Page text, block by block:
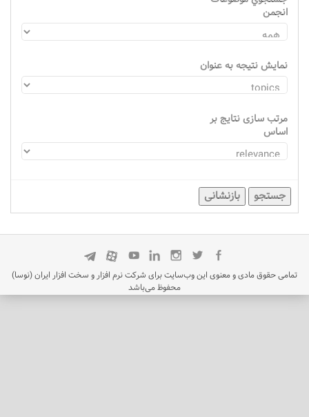
انجمن
نمایش نتیجه به عنوان
مرتب سازی نتایج بر
اساس
جستجو بازنشانی
تمامی حقوق مادی و معنوی این وب‌سایت برای شرکت نرم افزار و سخت افزار ایران (نوسا)
محفوظ می‌باشد